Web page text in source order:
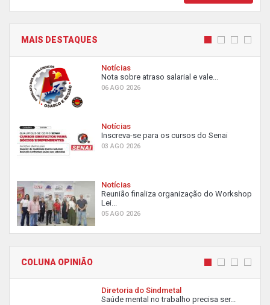
MAIS DESTAQUES
Notícias
Nota sobre atraso salarial e vale...
06 AGO 2026
Notícias
Inscreva-se para os cursos do Senai
03 AGO 2026
Notícias
Reunião finaliza organização do Workshop
Lei...
05 AGO 2026
COLUNA OPINIÃO
Diretoria do Sindmetal
Saúde mental no trabalho precisa ser...